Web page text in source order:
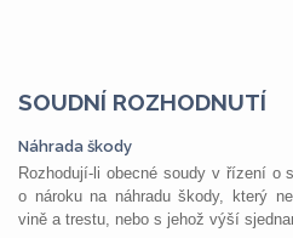
SOUDNÍ ROZHODNUTÍ
Náhrada škody
Rozhodují-li obecné soudy v řízení o
o nároku na náhradu škody, který
vině a trestu, nebo s jehož výší